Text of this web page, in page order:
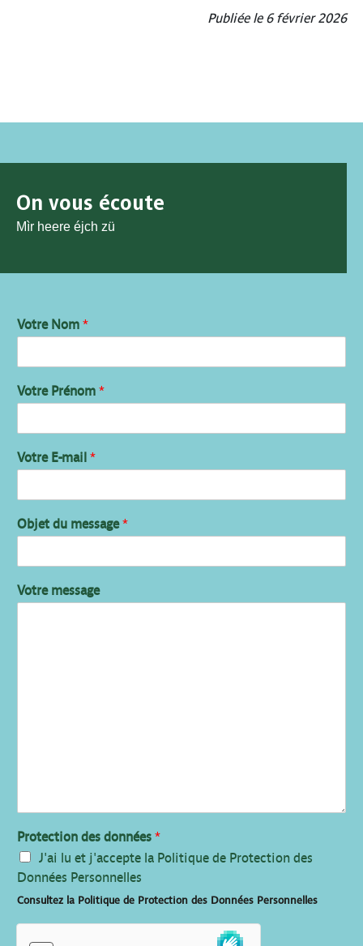
Publiée le 6 février 2026
On vous écoute
Mìr heere éjch zü
Votre Nom *
Votre Prénom *
Votre E-mail *
Objet du message*
Votre message
Protection des données *
J'ai lu et j'accepte la Politique de Protection des
Données Personnelles
Consultez la Politique de Protection des Données Personnelles